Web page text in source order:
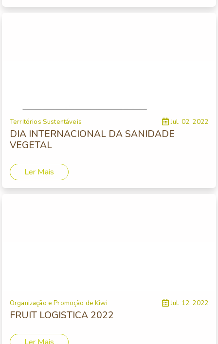
Territórios Sustentáveis Jul. 02, 2022
DIA INTERNACIONAL DA SANIDADE
VEGETAL
Ler Mais
Organização e Promoção de Kiwi Jul. 12, 2022
FRUIT LOGISTICA 2022